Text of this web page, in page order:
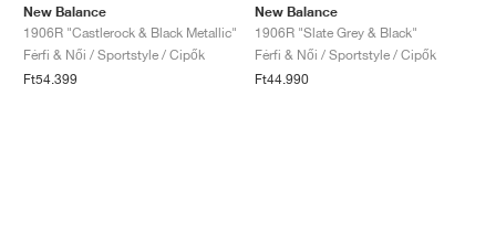
New Balance
1906R "Castlerock & Black Metallic"
Férfi & Női / Sportstyle / Cipők
Ft54.399
New Balance
1906R "Slate Grey & Black"
Férfi & Női / Sportstyle / Cipők
Ft44.990